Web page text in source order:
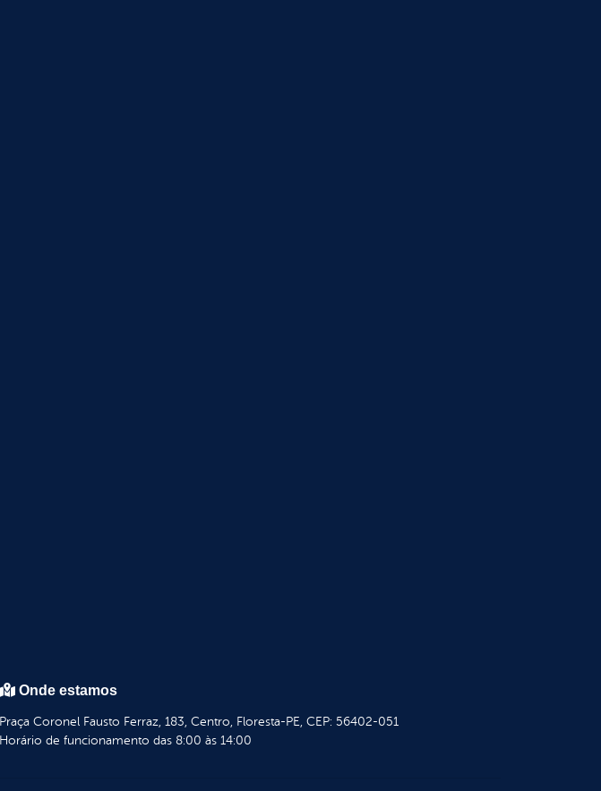
Onde estamos
Praça Coronel Fausto Ferraz, 183, Centro, Floresta-PE, CEP: 56402-051
Horário de funcionamento das 8:00 às 14:00